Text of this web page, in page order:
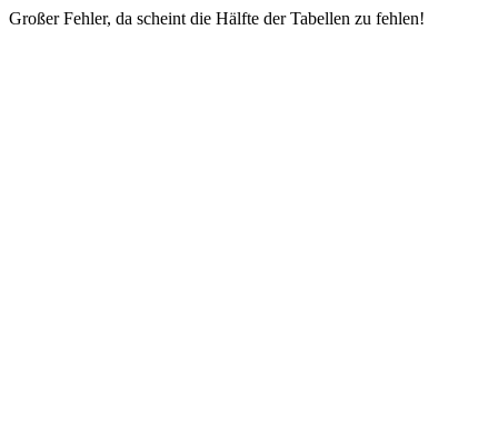
Großer Fehler, da scheint die Hälfte der Tabellen zu fehlen!